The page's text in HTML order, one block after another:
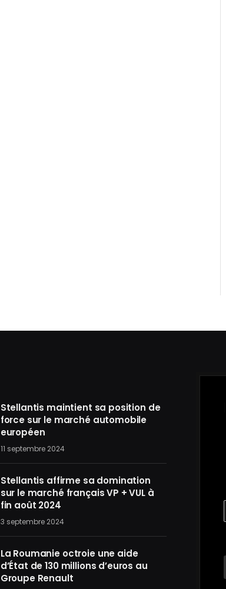
Stellantis maintient sa position de
force sur le marché automobile
européen
11 septembre 2024
Stellantis affirme sa domination
sur le marché français VP + VUL à
fin août 2024
3 septembre 2024
La Roumanie octroie une aide
d’État de 130 millions d’euros au
Groupe Renault